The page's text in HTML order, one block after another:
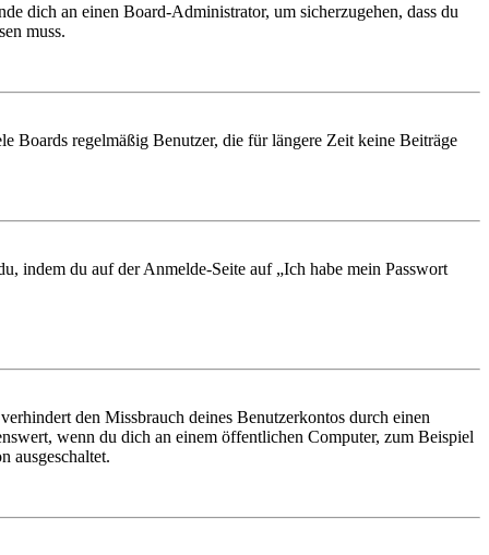
dich an einen Board-Administrator, um sicherzugehen, dass du
muss.
Boards regelmäßig Benutzer, die für längere Zeit keine Beiträge
indem du auf der Anmelde-Seite auf „Ich habe mein Passwort
den Missbrauch deines Benutzerkontos durch einen
wenn du dich an einem öffentlichen Computer, zum Beispiel
ausgeschaltet.